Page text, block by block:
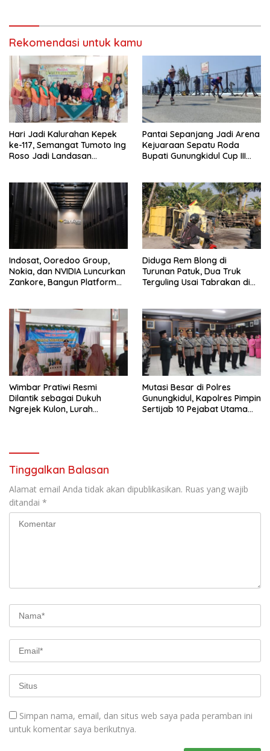
Rekomendasi untuk kamu
Hari Jadi Kalurahan Kepek
ke-117, Semangat Tumoto Ing
Roso Jadi Landasan
Pantai Sepanjang Jadi Arena
Kejuaraan Sepatu Roda
Bupati Gunungkidul Cup III
Tourism
Indosat, Ooredoo Group,
Nokia, dan NVIDIA Luncurkan
Zankore, Bangun Platform
Diduga Rem Blong di
Turunan Patuk, Dua Truk
Terguling Usai Tabrakan di
Wimbar Pratiwi Resmi
Dilantik sebagai Dukuh
Ngrejek Kulon, Lurah
Mutasi Besar di Polres
Gunungkidul, Kapolres Pimpin
Sertijab 10 Pejabat Utama
Tinggalkan Balasan
Alamat email Anda tidak akan dipublikasikan. Ruas yang wajib
ditandai *
Simpan nama, email, dan situs web saya pada peramban ini
untuk komentar saya berikutnya.